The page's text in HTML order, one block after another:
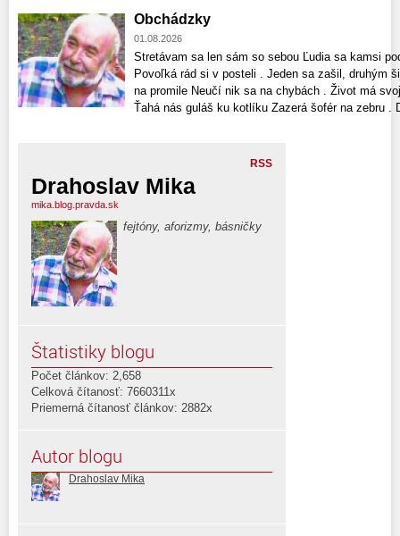
Obchádzky
01.08.2026
Stretávam sa len sám so sebou Ľudia sa kamsi
Povoľká rád si v posteli . Jeden sa zašil, druhým
na promile Neučí nik sa na chybách . Život má
Ťahá nás guláš ku kotlíku Zazerá šofér na zebru .
RSS
Drahoslav Mika
mika.blog.pravda.sk
fejtóny, aforizmy, básničky
Štatistiky blogu
Počet článkov: 2,658
Celková čítanosť: 7660311x
Priemerná čítanosť článkov: 2882x
Autor blogu
Drahoslav Mika